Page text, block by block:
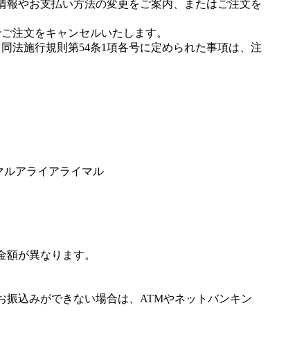
やお支払い方法の変更をご案内、またはご注文を
注文をキャンセルいたします。
法施行規則第54条1項各号に定められた事項は、注
ルアライアライマル
が異なります。
込みができない場合は、ATMやネットバンキン